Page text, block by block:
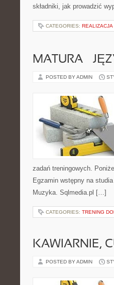
składniki, jak prowadzić
CATEGORIES: REALIZACJA
MATURA –
POSTED BY ADMIN
zadań treningowych.
Egzamin wstępny na
Muzyka. Sqlmedia.pl […]
CATEGORIES: TRENING
KAWIARNIE,
POSTED BY ADMIN